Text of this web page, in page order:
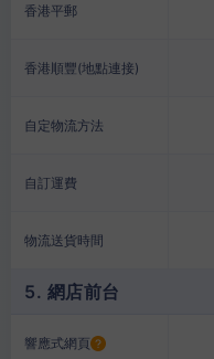
香港平郵
香港順豐(地點連接)
自定物流方法
自訂運費
物流送貨時間
5. 網店前台
響應式網頁